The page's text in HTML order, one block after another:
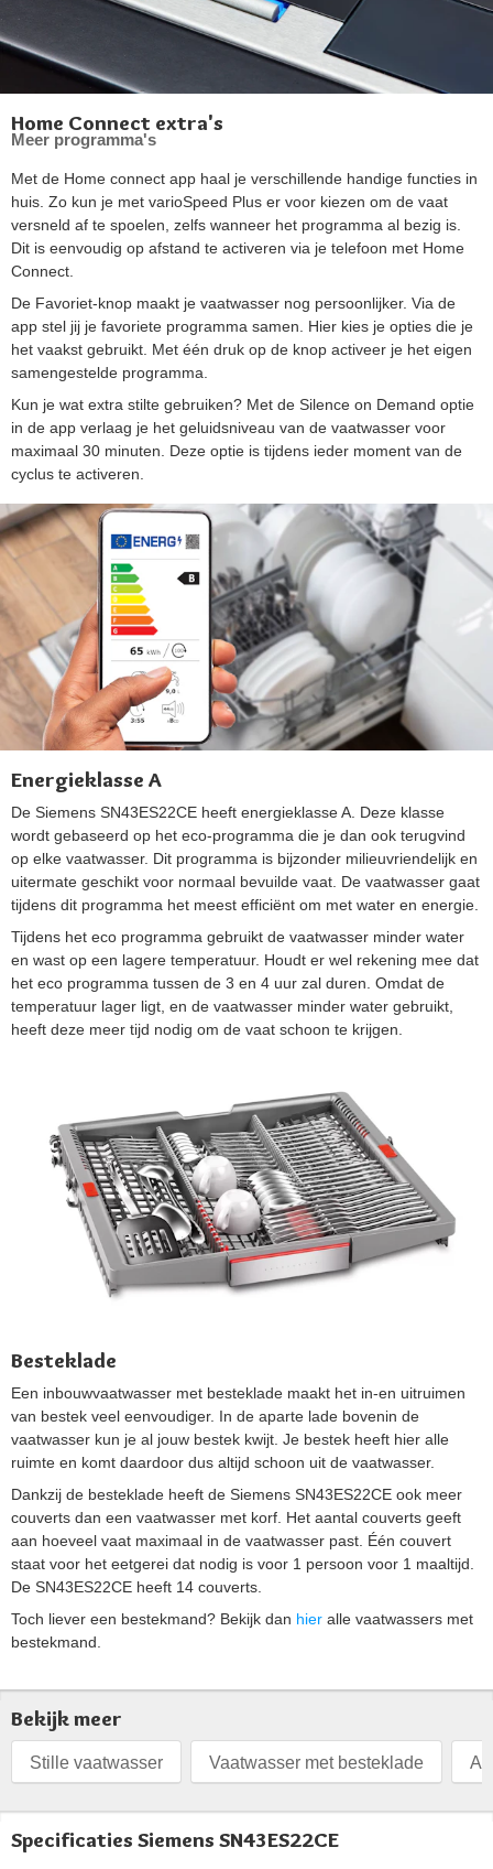
Home Connect extra's
Meer programma's
Met de Home connect app haal je verschillende handige functies in
huis. Zo kun je met varioSpeed Plus er voor kiezen om de vaat
versneld af te spoelen, zelfs wanneer het programma al bezig is.
Dit is eenvoudig op afstand te activeren via je telefoon met Home
Connect.
De Favoriet-knop maakt je vaatwasser nog persoonlijker. Via de
app stel jij je favoriete programma samen. Hier kies je opties die je
het vaakst gebruikt. Met één druk op de knop activeer je het eigen
samengestelde programma.
Kun je wat extra stilte gebruiken? Met de Silence on Demand optie
in de app verlaag je het geluidsniveau van de vaatwasser voor
maximaal 30 minuten. Deze optie is tijdens ieder moment van de
cyclus te activeren.
Energieklasse A
De Siemens SN43ES22CE heeft energieklasse A. Deze klasse
wordt gebaseerd op het eco-programma die je dan ook terugvind
op elke vaatwasser. Dit programma is bijzonder milieuvriendelijk en
uitermate geschikt voor normaal bevuilde vaat. De vaatwasser gaat
tijdens dit programma het meest efficiënt om met water en energie.
Tijdens het eco programma gebruikt de vaatwasser minder water
en wast op een lagere temperatuur. Houdt er wel rekening mee dat
het eco programma tussen de 3 en 4 uur zal duren. Omdat de
temperatuur lager ligt, en de vaatwasser minder water gebruikt,
heeft deze meer tijd nodig om de vaat schoon te krijgen.
Besteklade
Een inbouwvaatwasser met besteklade maakt het in-en uitruimen
van bestek veel eenvoudiger. In de aparte lade bovenin de
vaatwasser kun je al jouw bestek kwijt. Je bestek heeft hier alle
ruimte en komt daardoor dus altijd schoon uit de vaatwasser.
Dankzij de besteklade heeft de Siemens SN43ES22CE ook meer
couverts dan een vaatwasser met korf. Het aantal couverts geeft
aan hoeveel vaat maximaal in de vaatwasser past. Één couvert
staat voor het eetgerei dat nodig is voor 1 persoon voor 1 maaltijd.
De SN43ES22CE heeft 14 couverts.
Toch liever een bestekmand? Bekijk dan hier alle vaatwassers met
bestekmand.
Bekijk meer
Stille vaatwasser Vaatwasser met besteklade
Specificaties Siemens SN43ES22CE